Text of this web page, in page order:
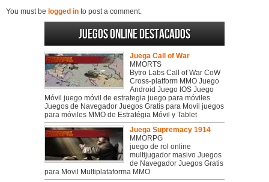
You must be logged in to post a comment.
Juegos online destacados
Juega Call of War
MMORTS
Bytro Labs Call of War CoW
Cross-platform MMO Juego
Android Juego IOS Juego
Móvil juego móvil de estrategia juego para móviles
Juegos de Navegador Juegos Gratis para Movil juegos
para móviles MMO de Estratégia Móvil y Tablet
Juega Supremacy 1914
MMORPG
juego de rol online
multijugador masivo Juegos
de Navegador Juegos Gratis
para Movil Multiplataforma MMO